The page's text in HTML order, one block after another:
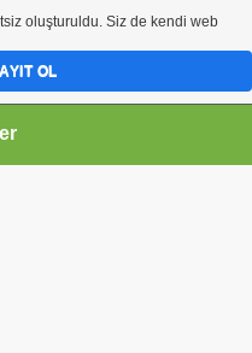
oluşturuldu. Siz de kendi web
OL